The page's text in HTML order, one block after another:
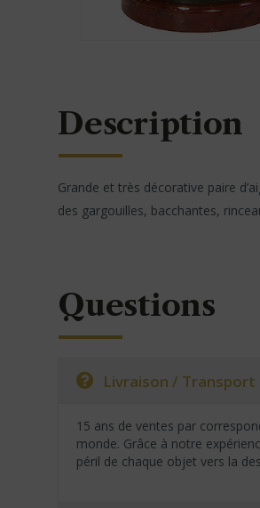
Description
Grande et très décorative paire
des gargouilles, bacchantes,
Questions
Livraison /
15 ans de ventes par
monde. Grâce à notre
péril de chaque objet vers la